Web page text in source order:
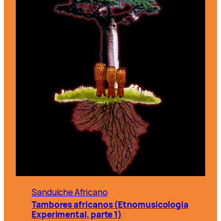
Sanduíche Africano
Tambores africanos (Etnomusicologia
Experimental, parte 1)